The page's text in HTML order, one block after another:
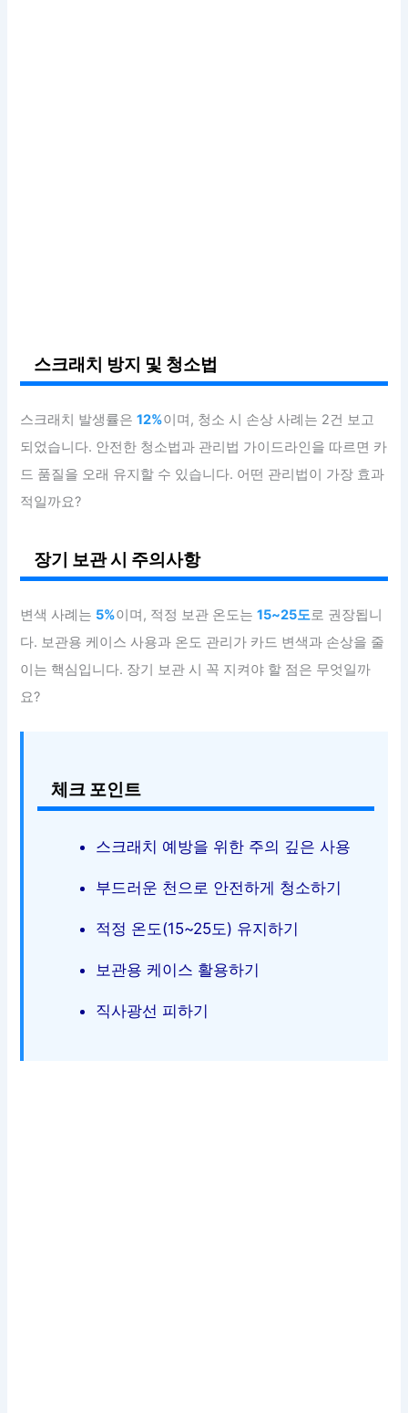
스크래치 방지 및 청소법
스크래치 발생률은12%이며, 청소 시 손상 사례는 2건 보고
되었습니다. 안전한 청소법과 관리법 가이드라인을 따르면 카
드 품질을 오래 유지할 수 있습니다. 어떤 관리법이 가장 효과
적일까요?
장기 보관 시 주의사항
변색 사례는 5%이며, 적정 보관 온도는15~25도로 권장됩니
다. 보관용 케이스 사용과 온도 관리가 카드 변색과 손상을 줄
이는 핵심입니다. 장기 보관 시 꼭 지켜야 할 점은 무엇일까
요?
체크 포인트
스크래치 예방을 위한 주의 깊은 사용
부드러운 천으로 안전하게 청소하기
적정 온도(15~25도) 유지하기
보관용 케이스 활용하기
직사광선 피하기